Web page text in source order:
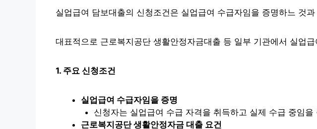
실업급여 담보대출의 신청조건은 실업급여 수급자임을 증명하느 것
대표적으로 근로복지공단 생활안정자금대출 등 일부 기관에서 실업
1. 주요 신청조건
실업급여 수급자임을 증명
신청자는 실업급여 수급 자격을 취득하고 실제 수급 중임
근로복지공단 생활안정자금 대출 요건